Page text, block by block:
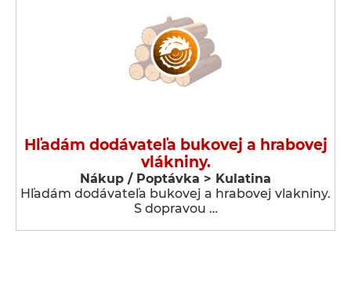
Hľadám dodávateľa bukovej a hrabovej
vlákniny.
Nákup / Poptávka > Kulatina
Hľadám dodávateľa bukovej a hrabovej vlakniny.
S dopravou …